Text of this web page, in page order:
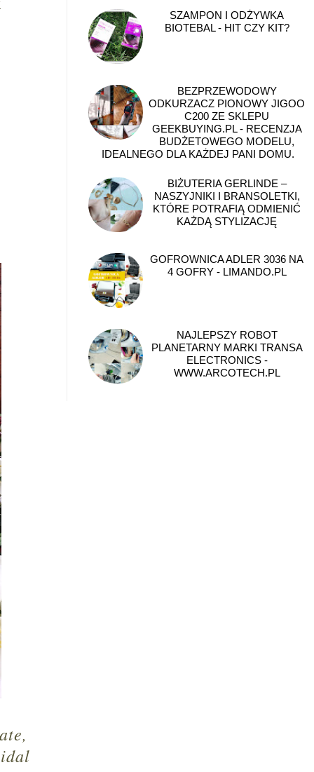
SZAMPON I ODŻYWKA
BIOTEBAL - HIT CZY KIT?
BEZPRZEWODOWY
ODKURZACZ PIONOWY JIGOO
C200 ZE SKLEPU
GEEKBUYING.PL - RECENZJA
BUDŻETOWEGO MODELU,
IDEALNEGO DLA KAŻDEJ PANI DOMU.
BIŻUTERIA GERLINDE –
NASZYJNIKI I BRANSOLETKI,
KTÓRE POTRAFIĄ ODMIENIĆ
KAŻDĄ STYLIZACJĘ
GOFROWNICA ADLER 3036 NA
4 GOFRY - LIMANDO.PL
NAJLEPSZY ROBOT
PLANETARNY MARKI TRANSA
ELECTRONICS -
WWW.ARCOTECH.PL